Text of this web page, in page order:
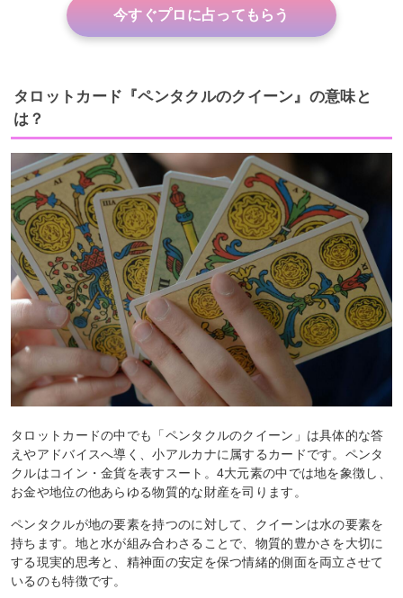
今すぐプロに占ってもらう
タロットカード『ペンタクルのクイーン』の意味と
は？
タロットカードの中でも「ペンタクルのクイーン」は具体的な答
えやアドバイスへ導く、小アルカナに属するカードです。ペンタ
クルはコイン・金貨を表すスート。4大元素の中では地を象徴し、
お金や地位の他あらゆる物質的な財産を司ります。
ペンタクルが地の要素を持つのに対して、クイーンは水の要素を
持ちます。地と水が組み合わさることで、物質的豊かさを大切に
する現実的思考と、精神面の安定を保つ情緒的側面を両立させて
いるのも特徴です。